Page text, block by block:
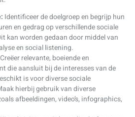
Identificeer de doelgroep en begrijp hun
en gedrag op verschillende sociale
kan worden gedaan door middel van
en social listening.
Creëer relevante, boeiende en
die aansluit bij de interesses van de
is voor diverse sociale
hierbij gebruik van diverse
afbeeldingen, video’s, infographics,